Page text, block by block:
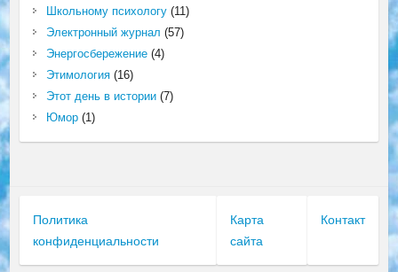
Школьному психологу(11)
Электронный журнал (57)
Энергосбережение(4)
Этимология(16)
Этот день в истории(7)
Юмор(1)
Политика
конфиденциальности
Карта
сайта
Контакт